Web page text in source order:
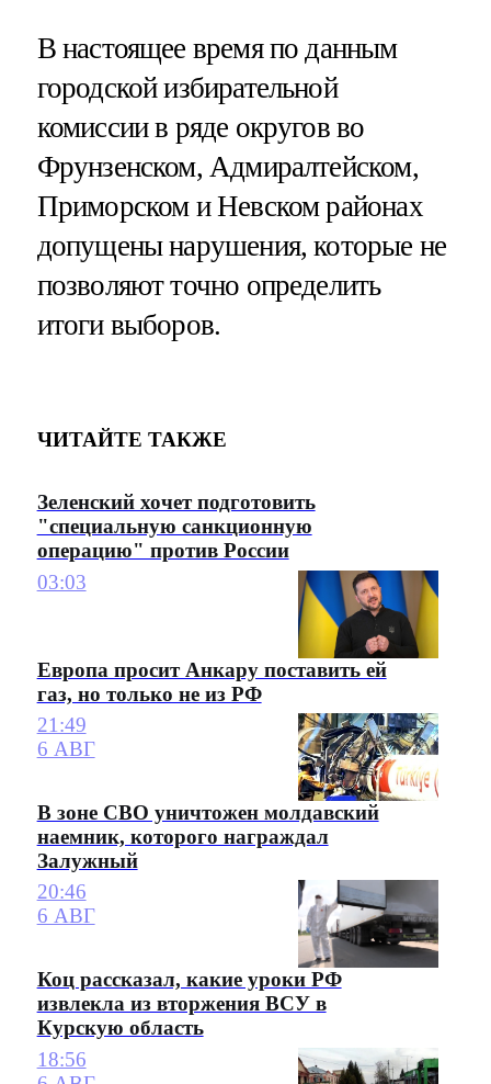
В настоящее время по данным
городской избирательной
комиссии в ряде округов во
Фрунзенском, Адмиралтейском,
Приморском и Невском районах
допущены нарушения, которые не
позволяют точно определить
итоги выборов.
ЧИТАЙТЕ ТАКЖЕ
Зеленский хочет подготовить
"специальную санкционную
операцию" против России
03:03
Европа просит Анкару поставить ей
газ, но только не из РФ
21:49
6 АВГ
В зоне СВО уничтожен молдавский
наемник, которого награждал
Залужный
20:46
6 АВГ
Коц рассказал, какие уроки РФ
извлекла из вторжения ВСУ в
Курскую область
18:56